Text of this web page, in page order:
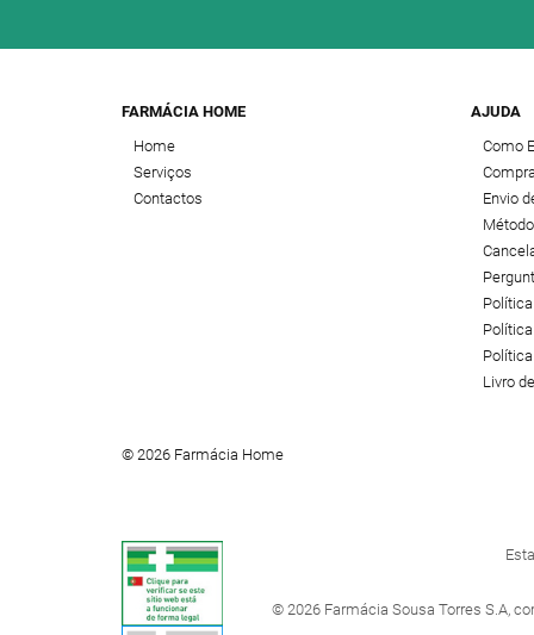
FARMÁCIA HOME
Home
Serviços
Contactos
AJUDA
Como
Envio
Livro
© 2026 Farmácia Home
© 2026 Farmácia Sousa Torres S.A,